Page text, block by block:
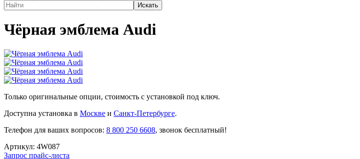
Чёрная эмблема Audi
Только оригинальные опции, стоимость с установкой под ключ.
Доступна установка в Москве и Санкт-Петербурге.
Телефон для ваших вопросов: 8 800 250 6608, звонок бесплатный!
Артикул: 4W087
Запрос прайс-листа